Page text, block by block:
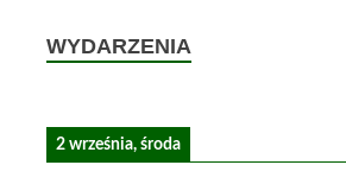
WYDARZENIA
2 września, środa